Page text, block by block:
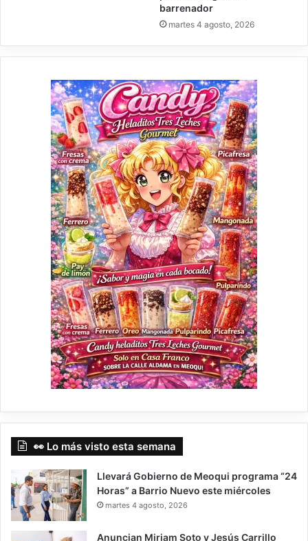
barrenador
martes 4 agosto, 2026
👀 Lo más visto esta semana
Llevará Gobierno de Meoqui programa “24
Horas” a Barrio Nuevo este miércoles
martes 4 agosto, 2026
Anuncian Miriam Soto y Jesús Carrillo